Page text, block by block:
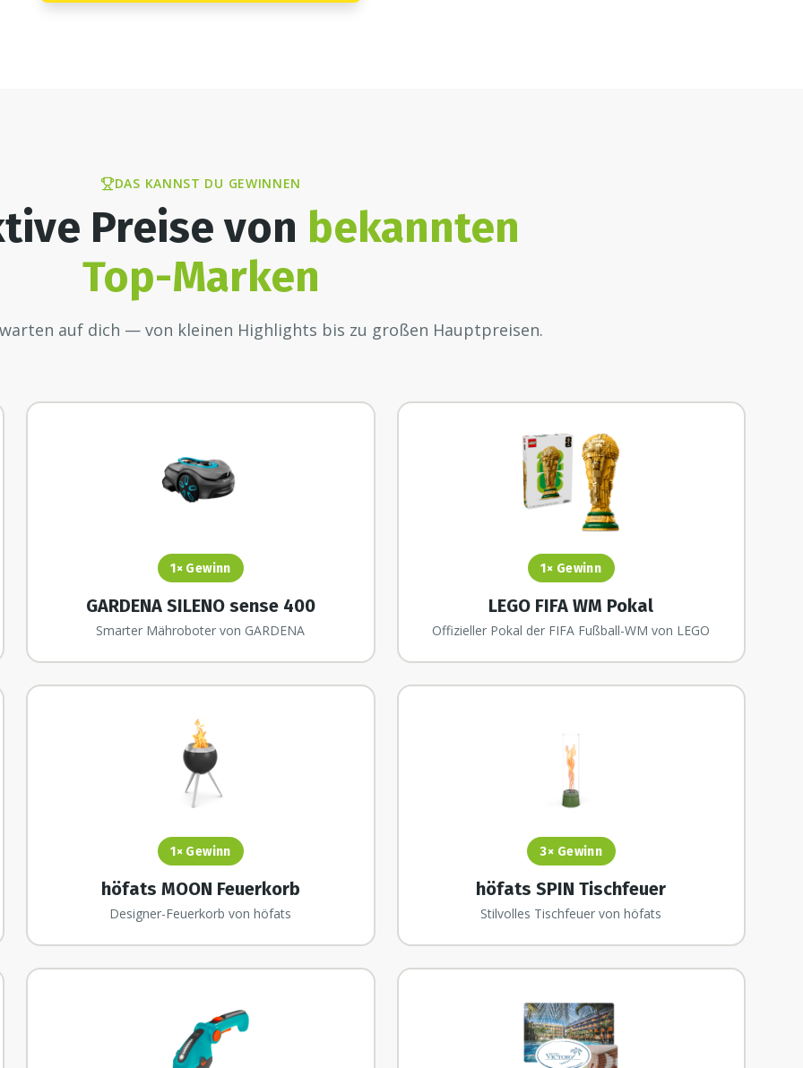
DAS KANNST DU GEWINNEN
Preise von bekannten
Top-Marken
warten auf dich — von kleinen Highlights bis zu großen Hauptpreisen.
1×Gewinn
GARDENA SILENO sense 400
Smarter Mähroboter von GARDENA
1× Gewinn
LEGO FIFA WM Pokal
Offizieller Pokal der FIFA Fußball-WM von LEGO
1×Gewinn
höfats MOON Feuerkorb
Designer-Feuerkorb von höfats
3× Gewinn
höfats SPIN Tischfeuer
Stilvolles Tischfeuer von höfats